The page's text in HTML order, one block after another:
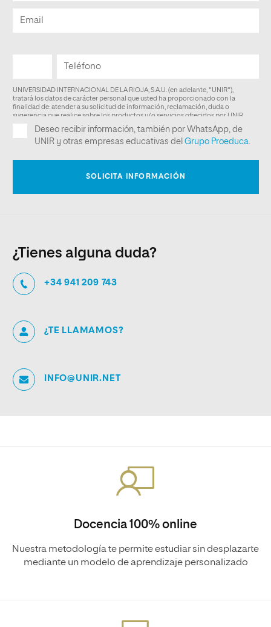
¿Tienes alguna duda?
+34 941 209 743
¿TE LLAMAMOS?
INFO@UNIR.NET
Docencia 100% online
Nuestra metodología te permite estudiar sin desplazarte
mediante un modelo de aprendizaje personalizado